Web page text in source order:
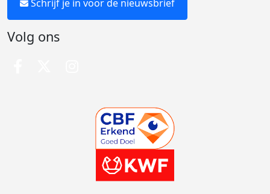
Schrijf je in voor de nieuwsbrief
Volg ons